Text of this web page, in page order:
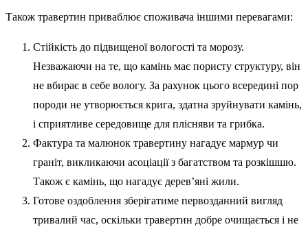
Також травертин приваблює споживача іншими перевагами:
Стійкість до підвищеної вологості та морозу.
Незважаючи на те, що камінь має пористу структуру, він
не вбирає в себе вологу. За рахунок цього всередині пор
породи не утворюється крига, здатна зруйнувати камінь,
і сприятливе середовище для плісняви та грибка.
Фактура та малюнок травертину нагадує мармур чи
граніт, викликаючи асоціації з багатством та розкішшю.
Також є камінь, що нагадує дерев’яні жили.
Готове оздоблення зберігатиме первозданний вигляд
тривалий час, оскільки травертин добре очищається і не